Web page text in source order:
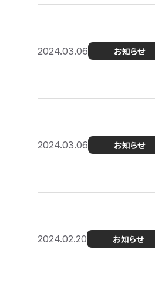
2024.03.06 お知らせ
2024.03.06 お知らせ
2024.02.20 お知らせ